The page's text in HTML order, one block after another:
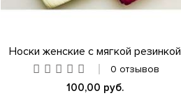
Носки женские с мягкой резинкой
0 отзывов
100,00 руб.